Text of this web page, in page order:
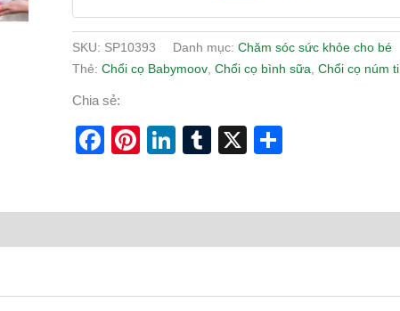
SKU: SP10393 Danh mục: Chăm sóc sức khỏe cho bé
Thẻ: Chổi cọ Babymoov, Chổi cọ bình sữa, Chổi cọ núm ti
Chia sẻ:
Facebook
Pinterest
LinkedIn
Tumblr
X